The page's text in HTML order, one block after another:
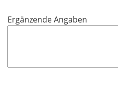
Ergänzende Angaben